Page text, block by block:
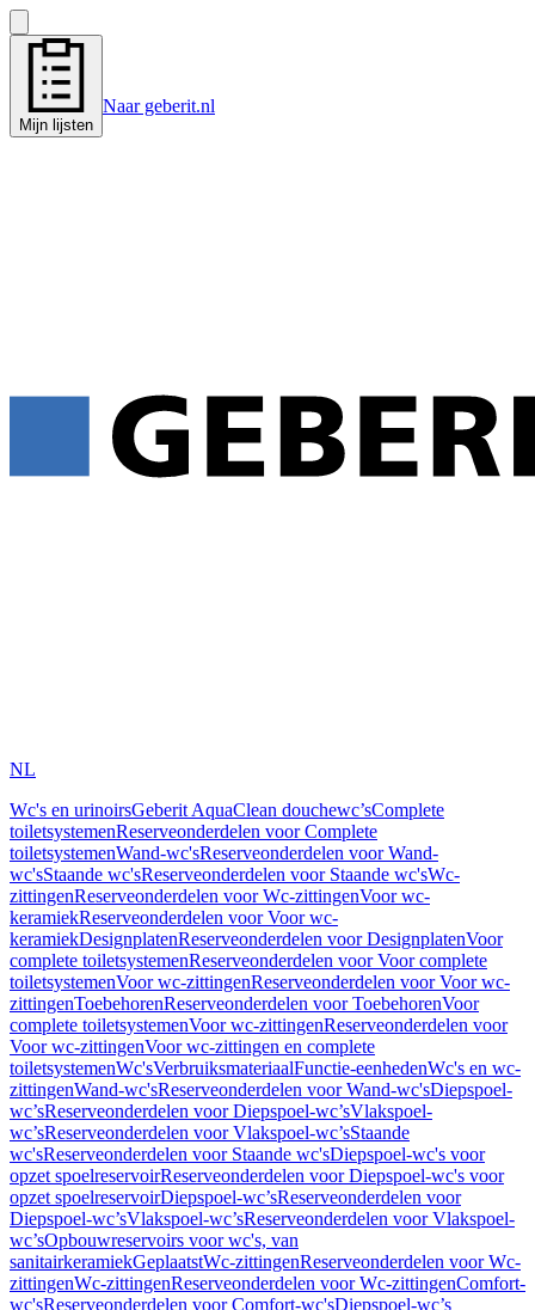
Mijn lijsten
Naar geberit.nl
NL
Wc's en urinoirsGeberit AquaClean douchewc’sComplete
toiletsystemenReserveonderdelen voor Complete
toiletsystemenWand-wc'sReserveonderdelen voor Wand-
wc'sStaande wc'sReserveonderdelen voor Staande wc'sWc-
zittingenReserveonderdelen voor Wc-zittingenVoor wc-
keramiekReserveonderdelen voor Voor wc-
keramiekDesignplatenReserveonderdelen voor DesignplatenVoor
complete toiletsystemenReserveonderdelen voor Voor complete
toiletsystemenVoor wc-zittingenReserveonderdelen voor Voor wc-
zittingenToebehorenReserveonderdelen voor ToebehorenVoor
complete toiletsystemenVoor wc-zittingenReserveonderdelen voor
Voor wc-zittingenVoor wc-zittingen en complete
toiletsystemenWc'sVerbruiksmateriaalFunctie-eenhedenWc's en wc-
zittingenWand-wc'sReserveonderdelen voor Wand-wc'sDiepspoel-
wc’sReserveonderdelen voor Diepspoel-wc’sVlakspoel-
wc’sReserveonderdelen voor Vlakspoel-wc’sStaande
wc'sReserveonderdelen voor Staande wc'sDiepspoel-wc's voor
opzet spoelreservoirReserveonderdelen voor Diepspoel-wc's voor
opzet spoelreservoirDiepspoel-wc’sReserveonderdelen voor
Diepspoel-wc’sVlakspoel-wc’sReserveonderdelen voor Vlakspoel-
wc’sOpbouwreservoirs voor wc's, van
sanitairkeramiekGeplaatstWc-zittingenReserveonderdelen voor Wc-
zittingenWc-zittingenReserveonderdelen voor Wc-zittingenComfort-
wc'sReserveonderdelen voor Comfort-wc'sDiepspoel-wc’s